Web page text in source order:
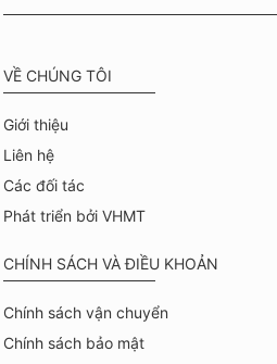
VỀ CHÚNG TÔI
Giới thiệu
Liên hệ
Các đối tác
Phát triển bởi VHMT
CHÍNH SÁCH VÀ ĐIỀU KHOẢN
Chính sách vận chuyển
Chính sách bảo mật